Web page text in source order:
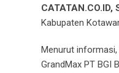
CATATAN.CO.ID,
Kabupaten
Menurut informasi,
GrandMax PT BGI